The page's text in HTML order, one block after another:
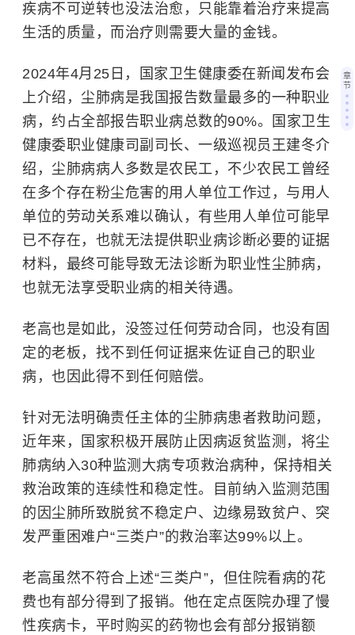
疾病不可逆转也没法治愈，只能靠着治疗来提高
生活的质量，而治疗则需要大量的金钱。
2024年4月25日，国家卫生健康委在新闻发布会
上介绍，尘肺病是我国报告数量最多的一种职业
病，约占全部报告职业病总数的90%。国家卫生
健康委职业健康司副司长、一级巡视员王建冬介
绍，尘肺病病人多数是农民工，不少农民工曾经
在多个存在粉尘危害的用人单位工作过，与用人
单位的劳动关系难以确认，有些用人单位可能早
已不存在，也就无法提供职业病诊断必要的证据
材料，最终可能导致无法诊断为职业性尘肺病，
也就无法享受职业病的相关待遇。
老高也是如此，没签过任何劳动合同，也没有固
定的老板，找不到任何证据来佐证自己的职业
病，也因此得不到任何赔偿。
针对无法明确责任主体的尘肺病患者救助问题，
近年来，国家积极开展防止因病返贫监测，将尘
肺病纳入30种监测大病专项救治病种，保持相关
救治政策的连续性和稳定性。目前纳入监测范围
的因尘肺所致脱贫不稳定户、边缘易致贫户、突
发严重困难户“三类户”的救治率达99%以上。
老高虽然不符合上述“三类户”，但住院看病的花
费也有部分得到了报销。他在定点医院办理了慢
性疾病卡，平时购买的药物也会有部分报销额
章
节